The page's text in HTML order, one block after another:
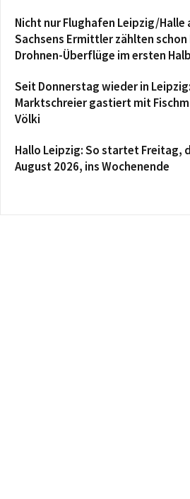
Nicht nur Flughafen Leipzig/Halle
Sachsens Ermittler zählten schon
Drohnen-Überflüge im ersten
Seit Donnerstag wieder in
Marktschreier gastiert mit
Völki
Hallo Leipzig: So startet Freitag,
August 2026, ins Wochenende